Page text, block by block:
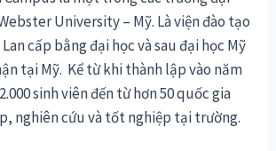
University – Mỹ. Là viện đào tạo
cấp bằng đại học và sau đại học Mỹ
tại Mỹ. Kể từ khi thành lập vào năm
sinh viên đến từ hơn 50 quốc gia
nghiên cứu và tốt nghiệp tại trường.